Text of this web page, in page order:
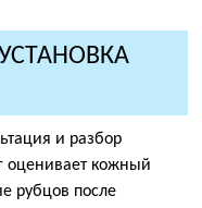
и разбор
оценивает кожный
рубцов после